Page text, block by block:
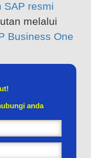
SAP resmi
melalui
Business One
anda